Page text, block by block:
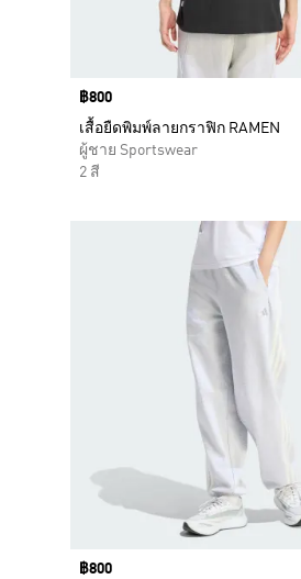
Price
฿800
เสื้อยืดพิมพ์ลายกราฟิก RAMEN
ผู้ชาย Sportswear
2 สี
Price
฿800